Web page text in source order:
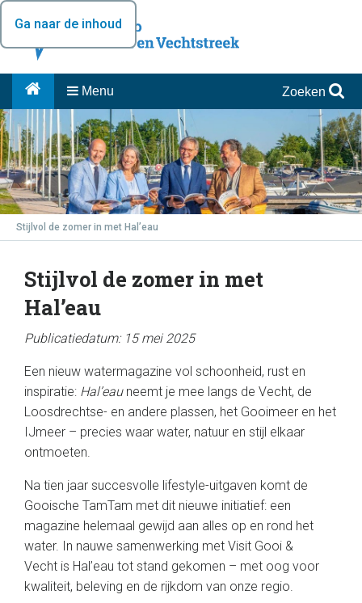
Ga naar de inhoud
Menu Zoeken
Stijlvol de zomer in met Hal’eau
Stijlvol de zomer in met
Hal’eau
Publicatiedatum: 15 mei 2025
Een nieuw watermagazine vol schoonheid, rust en
inspiratie: Hal’eauneemt je mee langs de Vecht, de
Loosdrechtse- en andere plassen, het Gooimeer en het
IJmeer – precies waar water, natuur en stijl elkaar
ontmoeten.
Na tien jaar succesvolle lifestyle-uitgaven komt de
Gooische TamTam met dit nieuwe initiatief: een
magazine helemaal gewijd aan alles op en rond het
water. In nauwe samenwerking met Visit Gooi &
Vecht is Hal’eau tot stand gekomen – met oog voor
kwaliteit, beleving en de rijkdom van onze regio.